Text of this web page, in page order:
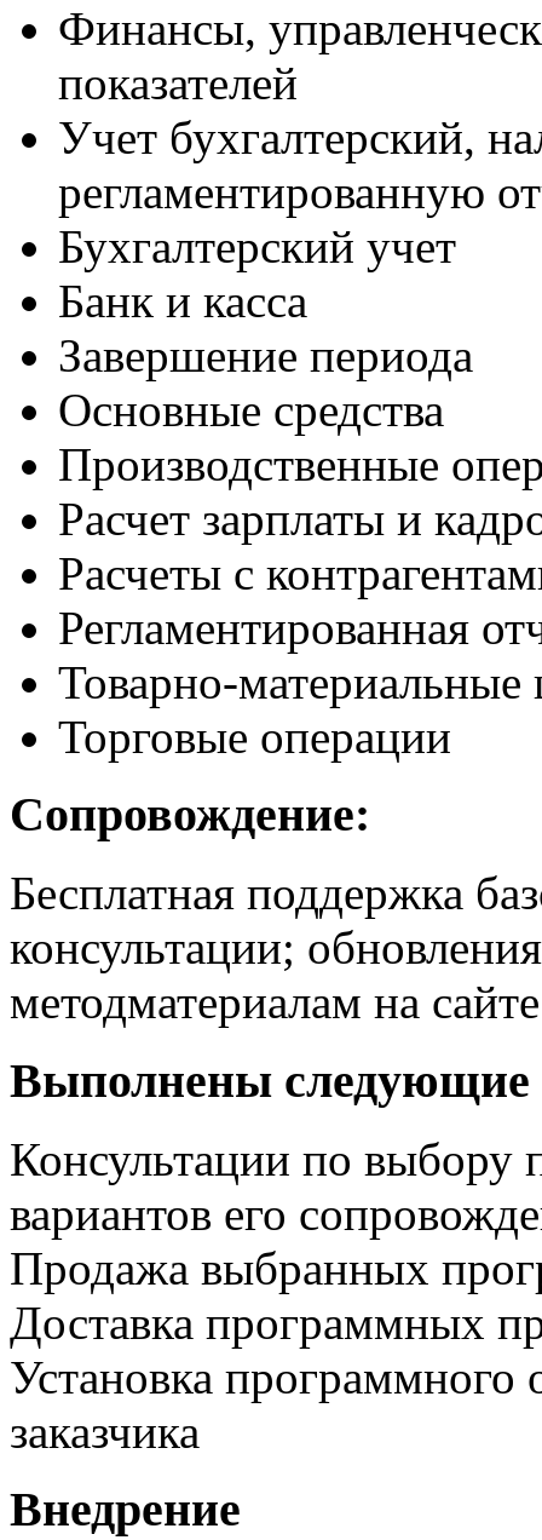
Финансы,
показателей
Учет бухгалтерский,
регламентированную
Бухгалтерский учет
Банк и касса
Завершение периода
Основные средства
Производственные
Расчет зарплаты и
Расчеты с
Регламентированная
Товарно-материальные
Торговые операции
Сопровождение:
Бесплатная поддержка
консультации;
методматериалам на
Выполнены следующие
Консультации по выбору
вариантов его
Продажа выбранных
Доставка программных
Установка
заказчика
Внедрение